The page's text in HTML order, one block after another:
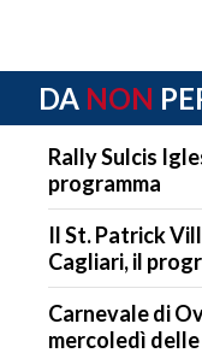
DA NON
Rally Sulcis
programma
Il St. Patrick
Cagliari, il
Carnevale di
mercoledì